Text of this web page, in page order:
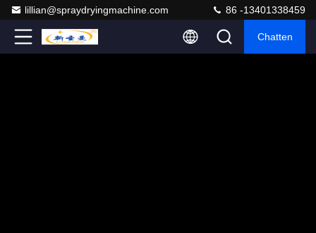
lillian@spraydryingmachine.com 86 -13401338459
Chatten